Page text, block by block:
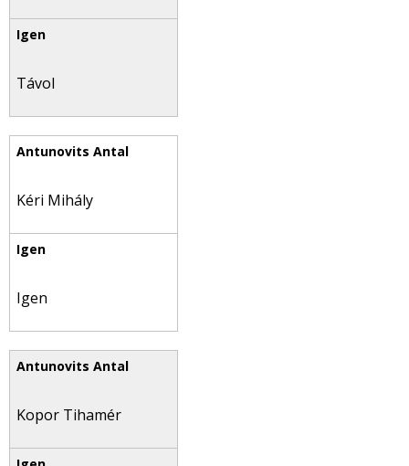
Távol
Kéri Mihály
Igen
Kopor Tihamér